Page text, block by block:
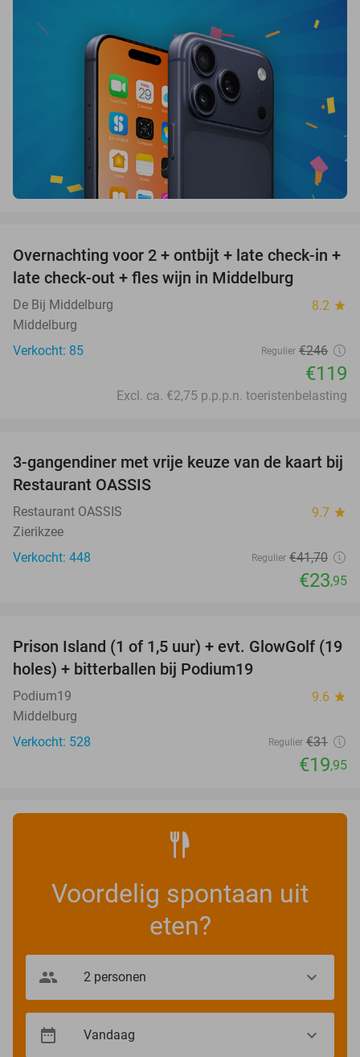
52%
Overnachting voor 2 + ontbijt + late check-in +
late check-out + fles wijn in Middelburg
De Bij Middelburg 8.2 star
Middelburg
Verkocht: 85
Regulier €246
€119
Excl. ca. €2,75 p.p.p.n. toeristenbelasting
43%
3-gangendiner met vrije keuze van de kaart bij
Restaurant OASSIS
Restaurant OASSIS 9.7 star
Zierikzee
Verkocht: 448
Regulier €41,70
€23,95
36%
Prison Island (1 of 1,5 uur) + evt. GlowGolf (19
holes) + bitterballen bij Podium19
Podium19 9.6 star
Middelburg
Verkocht: 528
Regulier €31
€19,95
Voordelig spontaan uit
eten?